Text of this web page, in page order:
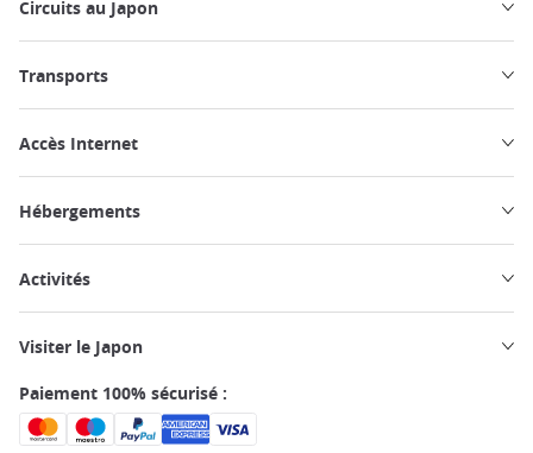
Circuits au Japon
Transports
Accès Internet
Hébergements
Activités
Visiter le Japon
Paiement 100% sécurisé :